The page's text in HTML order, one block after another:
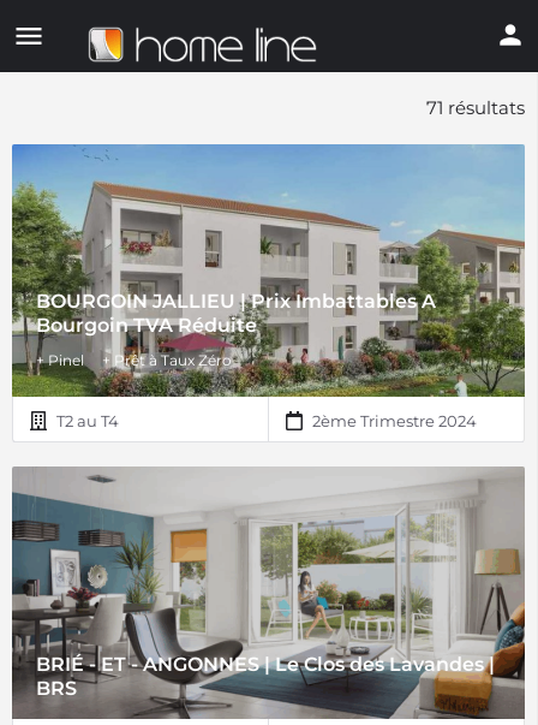
71 résultats
BOURGOIN JALLIEU | Prix Imbattables A
Bourgoin TVA Réduite
+ Pinel + Prêt à Taux Zéro
T2 au T4 2ème Trimestre 2024
BRIÉ - ET - ANGONNES | Le Clos des Lavandes |
BRS